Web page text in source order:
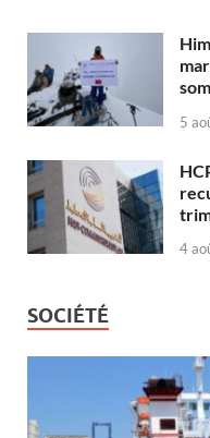
5
4
SOCIÉTÉ